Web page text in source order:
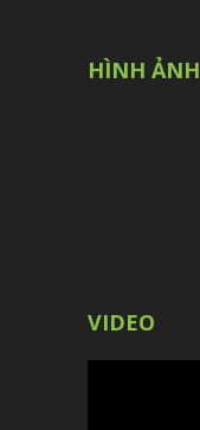
HÌNH ẢNH
VIDEO